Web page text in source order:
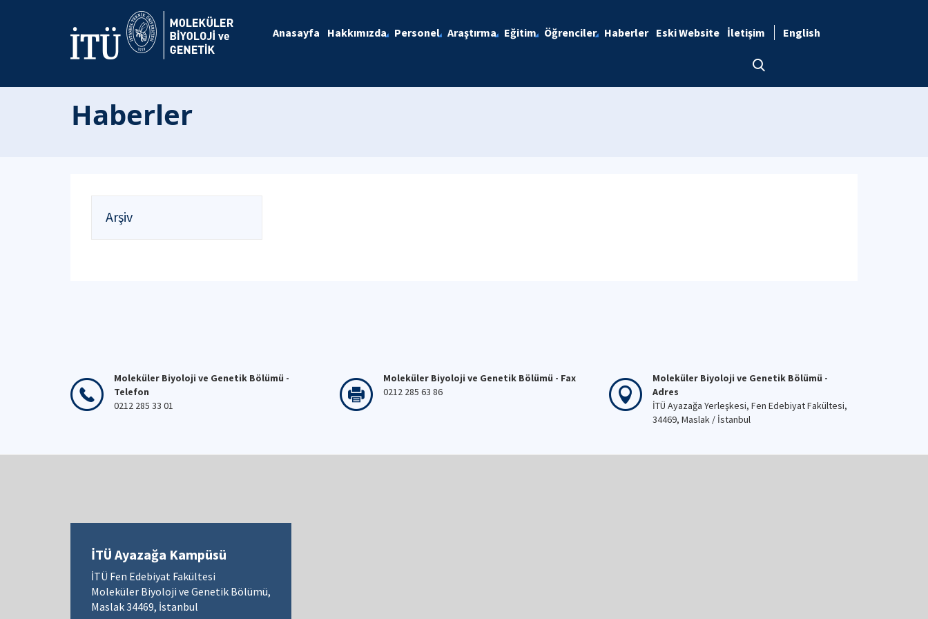
Anasayfa Hakkımızda Personel Araştırma Eğitim Öğrenciler Haberler Eski Website İletişim English
Haberler
Arşiv
Moleküler Biyoloji ve Genetik Bölümü -
Telefon
0212 285 33 01
Moleküler Biyoloji ve Genetik Bölümü - Fax
0212 285 63 86
Moleküler Biyoloji ve Genetik Bölümü -
Adres
İTÜ Ayazağa Yerleşkesi, Fen Edebiyat Fakültesi,
34469, Maslak / İstanbul
İTÜ Ayazağa Kampüsü
İTÜ Fen Edebiyat Fakültesi
Moleküler Biyoloji ve Genetik Bölümü,
Maslak 34469, İstanbul